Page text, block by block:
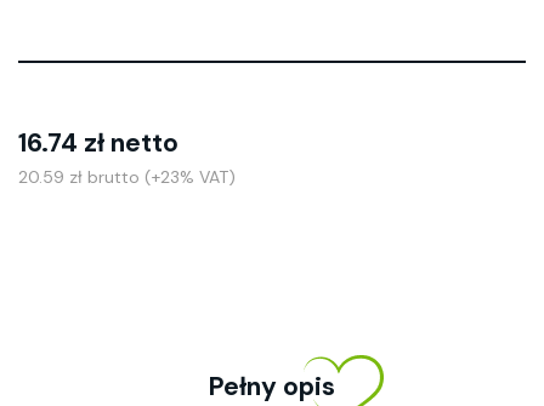
16.74 zł netto
20.59 zł brutto (+23% VAT)
Pełny opis